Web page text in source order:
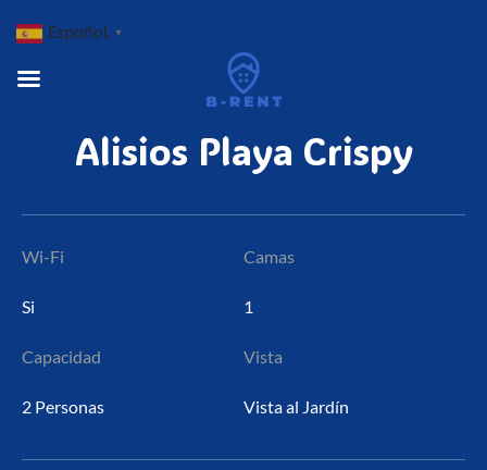
Alisios Playa Crispy
Wi-Fi
Si
Camas
1
Capacidad
2 Personas
Vista
Vista al Jardín
Español ▼